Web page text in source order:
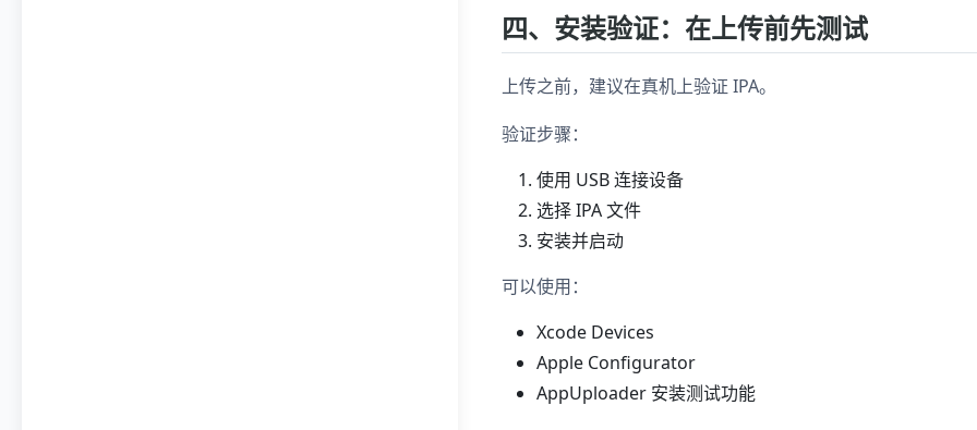
四、安装验证：在上传前先测试
上传之前，建议在真机上验证 IPA。
验证步骤：
使用 USB 连接设备
选择 IPA 文件
安装并启动
可以使用：
Xcode Devices
Apple Configurator
AppUploader 安装测试功能